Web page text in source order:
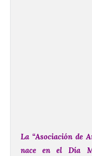
La “Asociación de
nace en el Día